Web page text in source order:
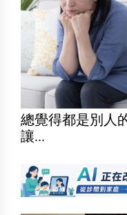
總覺得都是別人
讓...